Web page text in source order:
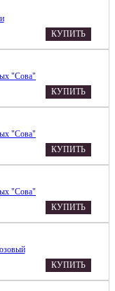
КУПИТЬ
"Сова"
КУПИТЬ
"Сова"
КУПИТЬ
"Сова"
КУПИТЬ
КУПИТЬ